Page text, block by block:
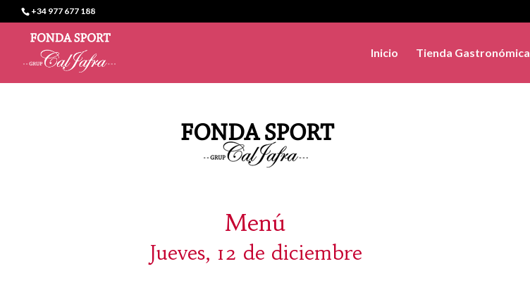
+34 977 677 188
Inicio Tienda Gastronómica
Menú
Jueves, 12 de diciembre